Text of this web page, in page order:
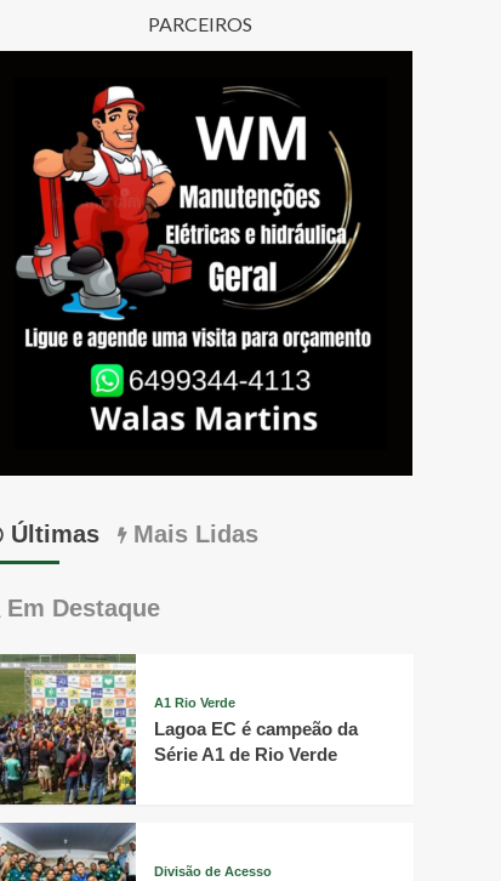
PARCEIROS
Últimas Mais Lidas
Em Destaque
A1 Rio Verde
Lagoa EC é campeão da
Série A1 de Rio Verde
Divisão de Acesso